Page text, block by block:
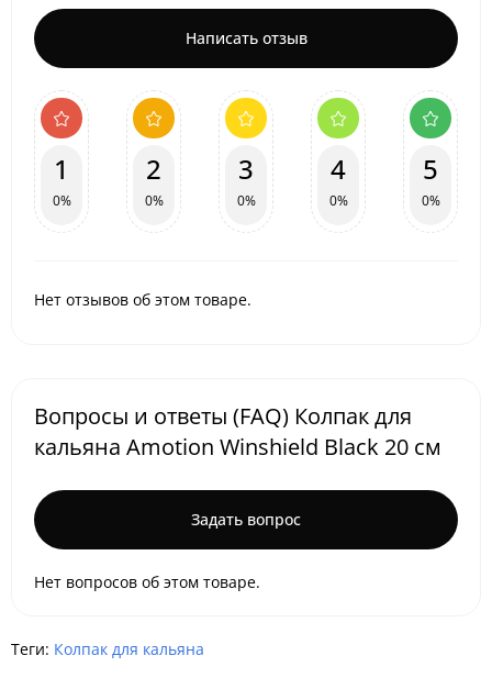
Написать отзыв
1
0%
2
0%
3
0%
4
0%
5
0%
Нет отзывов об этом товаре.
Вопросы и ответы (FAQ) Колпак для
кальяна Amotion Winshield Black 20 см
Задать вопрос
Нет вопросов об этом товаре.
Теги: Колпак для кальяна